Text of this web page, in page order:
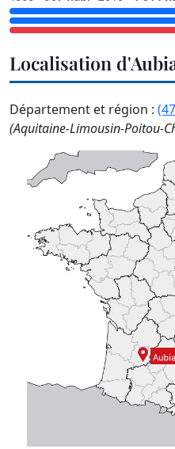
Localisation
Département et région :
(Aquitaine-Limousin-Poitou-